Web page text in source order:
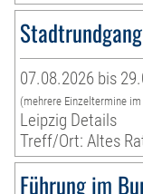
07.08.2026 bis
(mehrere Einzeltermine
Leipzig Details
Treff/Ort: Altes
Führung im